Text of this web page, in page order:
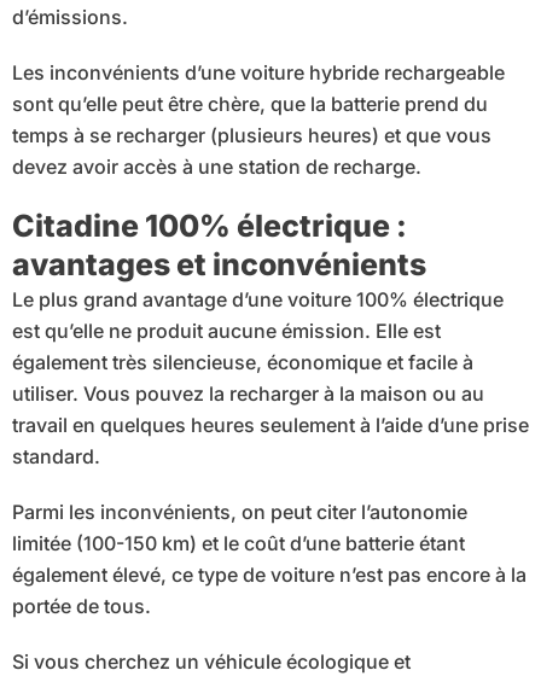
d’émissions.
Les inconvénients d’une voiture hybride rechargeable
sont qu’elle peut être chère, que la batterie prend du
temps à se recharger (plusieurs heures) et que vous
devez avoir accès à une station de recharge.
Citadine 100% électrique :
avantages et inconvénients
Le plus grand avantage d’une voiture 100% électrique
est qu’elle ne produit aucune émission. Elle est
également très silencieuse, économique et facile à
utiliser. Vous pouvez la recharger à la maison ou au
travail en quelques heures seulement à l’aide d’une prise
standard.
Parmi les inconvénients, on peut citer l’autonomie
limitée (100-150 km) et le coût d’une batterie étant
également élevé, ce type de voiture n’est pas encore à la
portée de tous.
Si vous cherchez un véhicule écologique et